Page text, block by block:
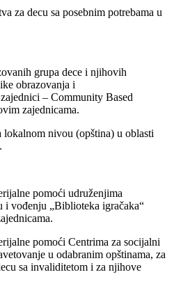
za decu sa posebnim potrebama u
grupa dece i njihovih
obrazovanja i
– Community Based
zajednicama.
lokalnom nivou (opština) u oblasti
pomoći udruženjima
vođenju „Biblioteka igračaka“
pomoći Centrima za socijalni
u odabranim opštinama, za
sa invaliditetom i za njihove